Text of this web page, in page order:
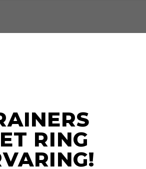
KICKBOKSEN
RING